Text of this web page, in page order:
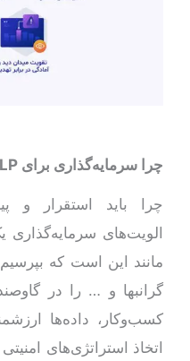
چرا سرمایه‌گذاری برای
الویت‌های
مانند این است که
گرانبها و … را در
کسب‌و‌کار، داده‌ها
اتخاذ استراتژی‌های